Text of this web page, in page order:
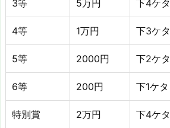
3等 5万円 下4ケタ
4等 1万円 下3ケタ
5等 2000円 下2ケタ
6等 200円 下1ケタ
特別賞 2万円 下4ケタ